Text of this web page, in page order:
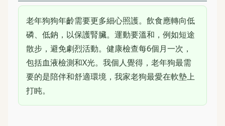
老年狗狗年齡需要更多細心照護。飲食應轉向低
磷、低鈉，以保護腎臟。運動要溫和，例如短途
散步，避免劇烈活動。健康檢查每6個月一次，
包括血液檢測和X光。我個人覺得，老年狗最需
要的是陪伴和舒適環境，我家老狗最愛在軟墊上
打盹。